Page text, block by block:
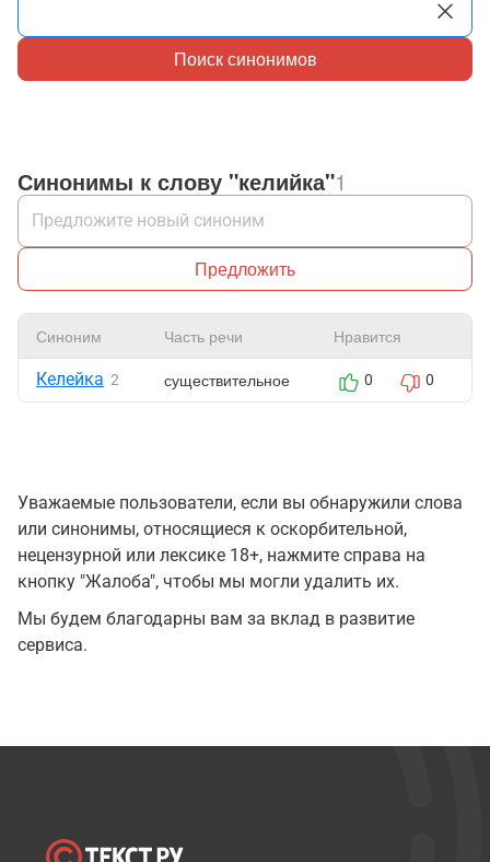
Поиск синонимов
Синонимы к слову "келийка"1
Предложить
Синоним Часть речи Нравится
Келейка 2 существительное 0 0
Уважаемые пользователи, если вы обнаружили слова
или синонимы, относящиеся к оскорбительной,
нецензурной или лексике 18+, нажмите справа на
кнопку "Жалоба", чтобы мы могли удалить их.
Мы будем благодарны вам за вклад в развитие
сервиса.